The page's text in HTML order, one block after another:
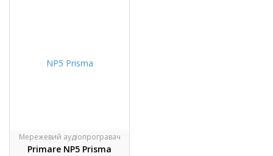
Мережевий аудіопрогравач
Primare NP5 Prisma